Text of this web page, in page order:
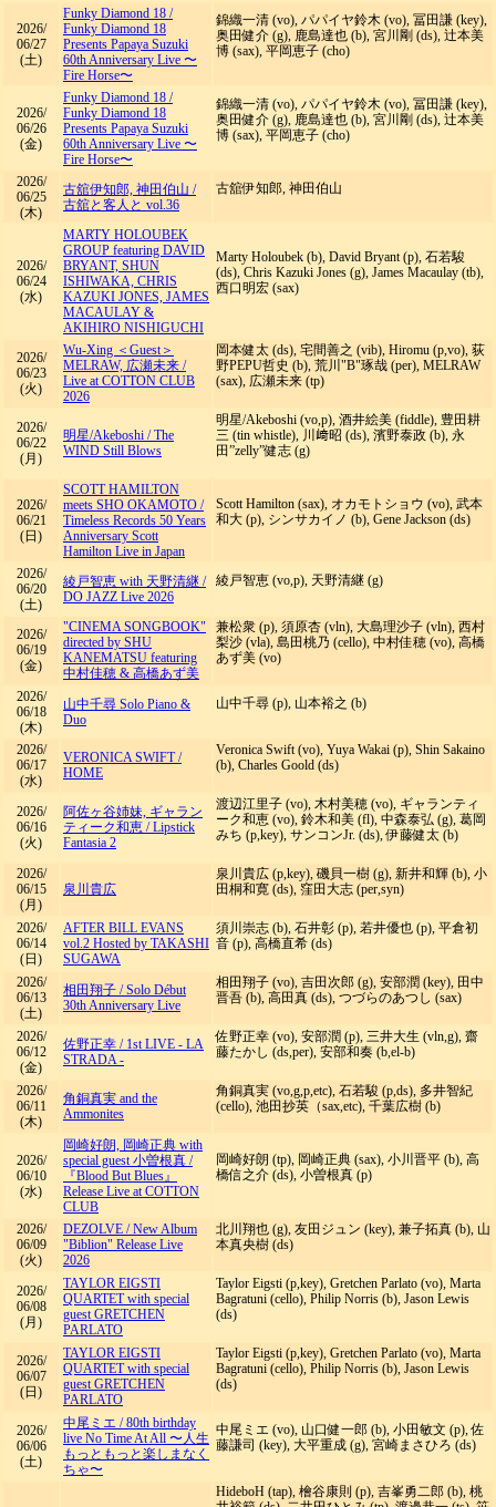
2026/
06/27
(土)
Funky Diamond 18 /
Funky Diamond 18
Presents Papaya Suzuki
60th Anniversary Live 〜
Fire Horse〜
錦織一清 (vo), パパイヤ鈴木 (vo), 冨田謙 (key),
奥田健介 (g), 鹿島達也 (b), 宮川剛 (ds), 辻本美
博 (sax), 平岡恵子 (cho)
2026/
06/26
(金)
Funky Diamond 18 /
Funky Diamond 18
Presents Papaya Suzuki
60th Anniversary Live 〜
Fire Horse〜
錦織一清 (vo), パパイヤ鈴木 (vo), 冨田謙 (key),
奥田健介 (g), 鹿島達也 (b), 宮川剛 (ds), 辻本美
博 (sax), 平岡恵子 (cho)
2026/
06/25
(木)
古舘伊知郎, 神田伯山 /
古舘と客人と vol.36
古舘伊知郎, 神田伯山
2026/
06/24
(水)
MARTY HOLOUBEK
GROUP featuring DAVID
BRYANT, SHUN
ISHIWAKA, CHRIS
KAZUKI JONES, JAMES
MACAULAY &
AKIHIRO NISHIGUCHI
Marty Holoubek (b), David Bryant (p), 石若駿
(ds), Chris Kazuki Jones (g), James Macaulay (tb),
西口明宏 (sax)
2026/
06/23
(火)
Wu-Xing ＜Guest＞
MELRAW, 広瀬未来 /
Live at COTTON CLUB
2026
岡本健太 (ds), 宅間善之 (vib), Hiromu (p,vo), 荻
野PEPU哲史 (b), 荒川"B"琢哉 (per), MELRAW
(sax), 広瀬未来 (tp)
2026/
06/22
(月)
明星/Akeboshi /The
WIND Still Blows
明星/Akeboshi (vo,p), 酒井絵美 (fiddle), 豊田耕
三 (tin whistle), 川﨑昭 (ds), 濱野泰政 (b), 永
田”zelly”健志 (g)
2026/
06/21
(日)
SCOTT HAMILTON
meets SHO OKAMOTO /
Timeless Records 50 Years
Anniversary Scott
Hamilton Live in Japan
Scott Hamilton (sax), オカモトショウ (vo), 武本
和大 (p), シンサカイノ (b), Gene Jackson (ds)
2026/
06/20
(土)
綾戸智恵 with 天野清継 /
DO JAZZ Live 2026
綾戸智恵 (vo,p), 天野清継 (g)
2026/
06/19
(金)
"CINEMA SONGBOOK"
directed by SHU
KANEMATSU featuring
中村佳穂 & 高橋あず美
兼松衆 (p), 須原杏 (vln), 大島理沙子 (vln), 西村
梨沙 (vla), 島田桃乃 (cello), 中村佳穂 (vo), 高橋
あず美 (vo)
2026/
06/18
(木)
山中千尋 Solo Piano &
Duo
山中千尋 (p), 山本裕之 (b)
2026/
06/17
(水)
VERONICA SWIFT/
HOME
Veronica Swift (vo), Yuya Wakai (p), Shin Sakaino
(b), Charles Goold (ds)
2026/
06/16
(火)
阿佐ヶ谷姉妹, ギャラン
ティーク和恵 /Lipstick
Fantasia 2
渡辺江里子 (vo), 木村美穂 (vo), ギャランティ
ーク和恵 (vo), 鈴木和美 (fl), 中森泰弘 (g), 葛岡
みち (p,key), サンコンJr. (ds), 伊藤健太 (b)
2026/
06/15
(月)
泉川貴広
泉川貴広 (p,key), 磯貝一樹 (g), 新井和輝 (b), 小
田桐和寛 (ds), 窪田大志 (per,syn)
2026/
06/14
(日)
AFTER BILL EVANS
vol.2 Hosted by TAKASHI
SUGAWA
須川崇志 (b), 石井彰 (p), 若井優也 (p), 平倉初
音 (p), 高橋直希 (ds)
2026/
06/13
(土)
相田翔子 /Solo Début
30th Anniversary Live
相田翔子 (vo), 吉田次郎 (g), 安部潤 (key), 田中
晋吾 (b), 高田真 (ds), つづらのあつし (sax)
2026/
06/12
(金)
佐野正幸 / 1st LIVE - LA
STRADA -
佐野正幸 (vo), 安部潤 (p), 三井大生 (vln,g), 齋
藤たかし (ds,per), 安部和奏 (b,el-b)
2026/
06/11
(木)
角銅真実 and the
Ammonites
角銅真実 (vo,g,p,etc), 石若駿 (p,ds), 多井智紀
(cello), 池田抄英（sax,etc), 千葉広樹 (b)
2026/
06/10
(水)
岡崎好朗, 岡崎正典 with
special guest 小曽根真 /
『Blood But Blues』
Release Live at COTTON
CLUB
岡崎好朗 (tp), 岡崎正典 (sax), 小川晋平 (b), 高
橋信之介 (ds), 小曽根真 (p)
2026/
06/09
(火)
DEZOLVE /New Album
"Biblion" Release Live
2026
北川翔也 (g), 友田ジュン (key), 兼子拓真 (b), 山
本真央樹 (ds)
2026/
06/08
(月)
TAYLOR EIGSTI
QUARTET with special
guest GRETCHEN
PARLATO
Taylor Eigsti (p,key), Gretchen Parlato (vo), Marta
Bagratuni (cello), Philip Norris (b), Jason Lewis
(ds)
2026/
06/07
(日)
TAYLOR EIGSTI
QUARTET with special
guest GRETCHEN
PARLATO
Taylor Eigsti (p,key), Gretchen Parlato (vo), Marta
Bagratuni (cello), Philip Norris (b), Jason Lewis
(ds)
2026/
06/06
(土)
中尾ミエ /80th birthday
live No Time At All 〜人生
もっともっと楽しまなく
ちゃ〜
中尾ミエ (vo), 山口健一郎 (b), 小田敏文 (p), 佐
藤謙司 (key), 大平重成 (g), 宮崎まさひろ (ds)
HideboH (tap), 檜谷康則 (p), 吉峯勇二郎 (b), 桃